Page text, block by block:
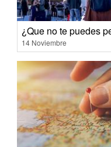
¿Que no te puedes
14 Noviembre